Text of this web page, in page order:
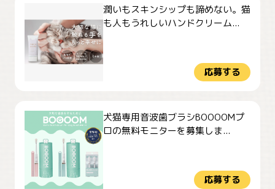
潤いもスキンシップも諦めない。猫
も人もうれしいハンドクリーム...
応募する
犬猫専用音波歯ブラシBOOOOMプ
ロの無料モニターを募集しま...
応募する